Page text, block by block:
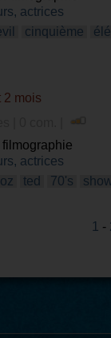
actrices
cinquième
2 mois
filmographie
actrices
oz ted 70's
1 -